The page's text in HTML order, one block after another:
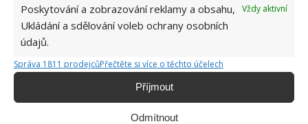
Poskytování a zobrazování reklamy a obsahu,
Ukládání a sdělování voleb ochrany osobních
údajů.
Vždy aktivní
Správa 1811 prodejcůPřečtěte si více o těchto účelech
Příjmout
Odmítnout
Jiří Kolář
velkým kutilem. V podstatě vše, co je
možné najít v j...